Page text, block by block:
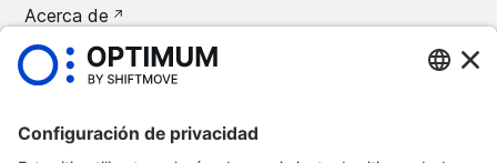
Acerca de
Carreras
Prensa